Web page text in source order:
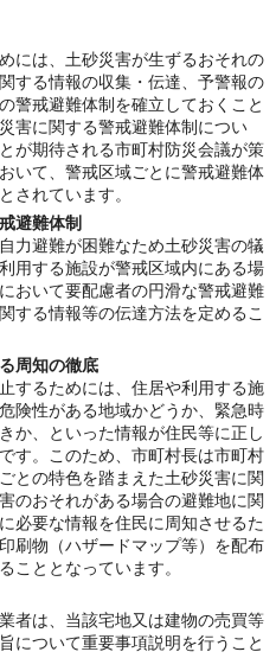
には、土砂災害が生ずるおそれの
する情報の収集・伝達、予警報の
警戒避難体制を確立しておくこと
害に関する警戒避難体制につい
が期待される市町村防災会議が策
いて、警戒区域ごとに警戒避難体
されています。
避難体制
力避難が困難なため土砂災害の犠
用する施設が警戒区域内にある場
おいて要配慮者の円滑な警戒避難
する情報等の伝達方法を定めるこ
周知の徹底
するためには、住居や利用する施
険性がある地域かどうか、緊急時
か、といった情報が住民等に正し
す。このため、市町村長は市町村
との特色を踏まえた土砂災害に関
のおそれがある場合の避難地に関
必要な情報を住民に周知させるた
刷物（ハザードマップ等）を配布
こととなっています。
者は、当該宅地又は建物の売買等
について重要事項説明を行うこと